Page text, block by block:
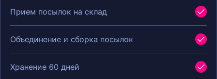
Прием посылок на склад
Объединение и сборка посылок
Хранение 60 дней